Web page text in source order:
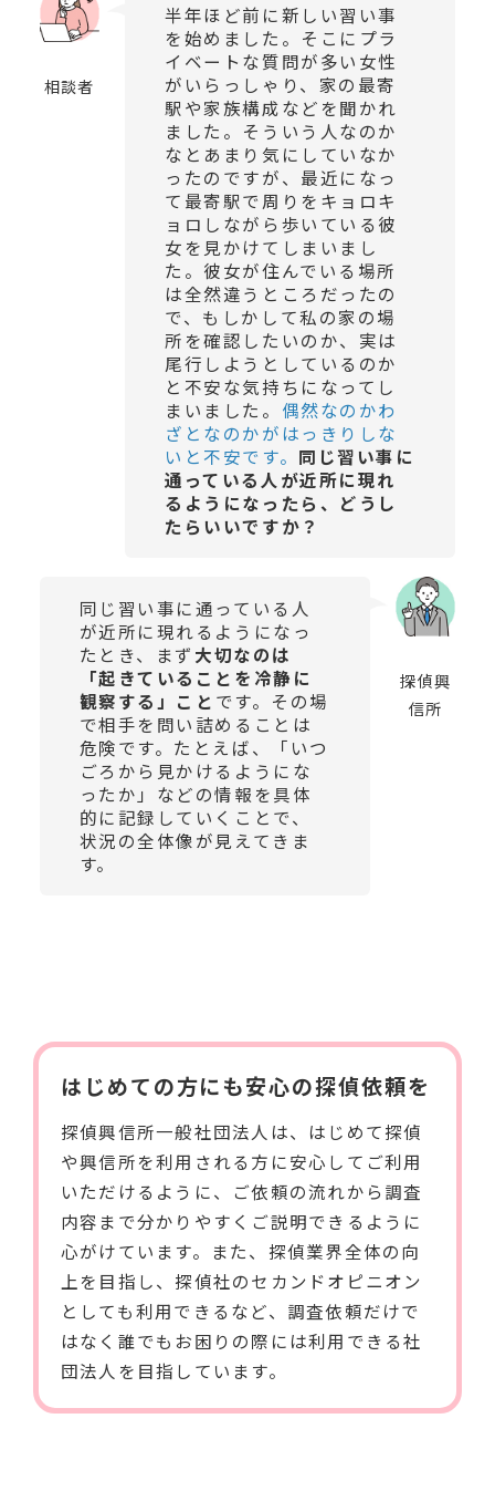
相談者
半年ほど前に新しい習い事
を始めました。そこにプラ
イベートな質問が多い女性
がいらっしゃり、家の最寄
駅や家族構成などを聞かれ
ました。そういう人なのか
なとあまり気にしていなか
ったのですが、最近になっ
て最寄駅で周りをキョロキ
ョロしながら歩いている彼
女を見かけてしまいまし
た。彼女が住んでいる場所
は全然違うところだったの
で、もしかして私の家の場
所を確認したいのか、実は
尾行しようとしているのか
と不安な気持ちになってし
まいました。 偶然なのかわ
ざとなのかがはっきりしな
いと不安です。 同じ習い事に
通っている人が近所に現れ
るようになったら、どうし
たらいいですか？
探偵興
信所
同じ習い事に通っている人
が近所に現れるようになっ
たとき、まず 大切なのは
「起きていることを冷静に
観察する」こと です。その場
で相手を問い詰めることは
危険です。たとえば、「いつ
ごろから見かけるようにな
ったか」などの情報を具体
的に記録していくことで、
状況の全体像が見えてきま
す。
はじめての方にも安心の探偵依頼を
探偵興信所一般社団法人は、はじめて探偵
や興信所を利用される方に安心してご利用
いただけるように、ご依頼の流れから調査
内容まで分かりやすくご説明できるように
心がけています。また、探偵業界全体の向
上を目指し、探偵社のセカンドオピニオン
としても利用できるなど、調査依頼だけで
はなく誰でもお困りの際には利用できる社
団法人を目指しています。